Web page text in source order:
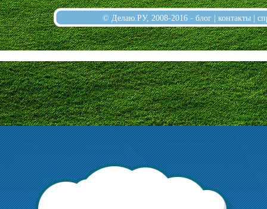
© Делаю.РУ, 2008-2016 - блог | контакты |